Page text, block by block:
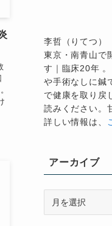
李哲（りてつ）
東京・南青山で
す｜臨床20年
や手術なしに鍼
で健康を取り戻
読みください。
詳しい情報は、
アーカイブ